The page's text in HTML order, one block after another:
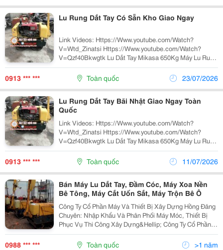
Lu Rung Dắt Tay Có Sẵn Kho Giao Ngay
Link Videos: Https://Www.youtube.com/Watch?
V=Wtd_Zinatsi Https://Www.youtube.com/Watch?
V=Qzf40Bkwgtk Lu Dắt Tay Mikasa 650Kg Máy Lu Rung
Cầm Tay Còn Gọi Là Xe Lu Tay Mini Hiện Đang Được Sử
Dụng Phổ Biến Trong Xây Dựng. Máy Lu Cầm Tay Là
0913 *** *** Toàn quốc 23/07/2026
Lu Rung Dắt Tay Bãi Nhật Giao Ngay Toàn
Quốc
Link Videos: Https://Www.youtube.com/Watch?
V=Wtd_Zinatsi Https://Www.youtube.com/Watch?
V=Qzf40Bkwgtk Lu Dắt Tay Mikasa 650Kg Máy Lu Rung
Cầm Tay Còn Gọi Là Xe Lu Tay Mini Hiện Đang Được Sử
Dụng Phổ Biến Trong Xây Dựng. Máy Lu Cầm Tay Là
0913 *** *** Toàn quốc 11/07/2026
Bán Máy Lu Dắt Tay, Đầm Cóc, Máy Xoa Nền
Bê Tông, Máy Cắt Uốn Sắt, Máy Trộn Bê Ô
Công Ty Cổ Phần Máy Và Thiết Bị Xây Dựng Hồng Đăng
Chuyên: Nhập Khẩu Và Phân Phối Máy Móc, Thiết Bị
Phục Vụ Thi Công Xây Dựng&Hellip; Công Ty Cổ Phần
Máy Và Thiết Bị Xây Dựng Hồng Đăng Là Đơn Vị Có
Kinh Nghiệm Lâu Năm Trong Ngành Máy Xây Dựng , Má
0988 *** *** Toàn quốc >1 năm